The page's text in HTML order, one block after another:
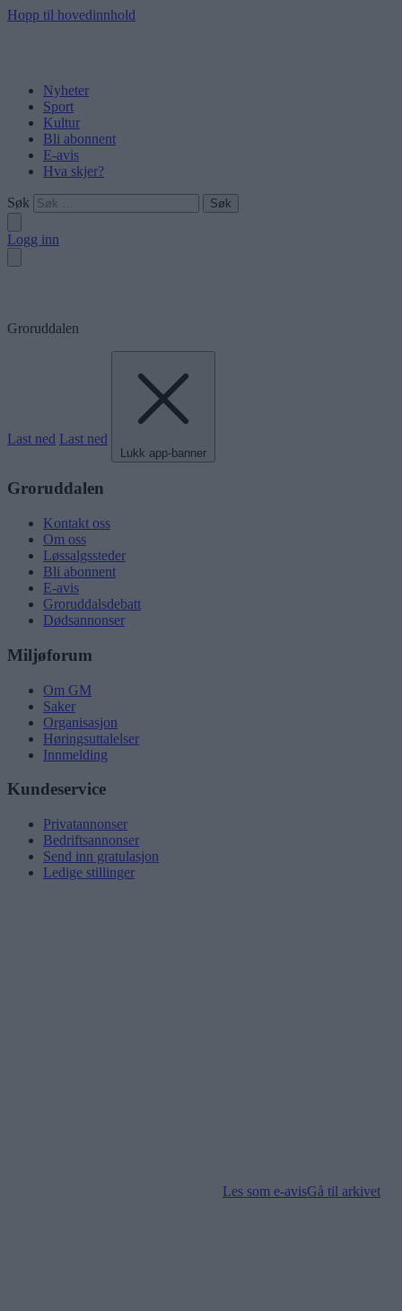
Hopp til hovedinnhold
Nyheter
Sport
Kultur
Bli abonnent
E-avis
Hva skjer?
Søk
Logg inn
Groruddalen
Last ned Last ned
Lukk app-banner
Groruddalen
Kontakt oss
Om oss
Løssalgssteder
Bli abonnent
E-avis
Groruddalsdebatt
Dødsannonser
Miljøforum
Om GM
Saker
Organisasjon
Høringsuttalelser
Innmelding
Kundeservice
Privatannonser
Bedriftsannonser
Send inn gratulasjon
Ledige stillinger
Les som e-avisGå til arkivet